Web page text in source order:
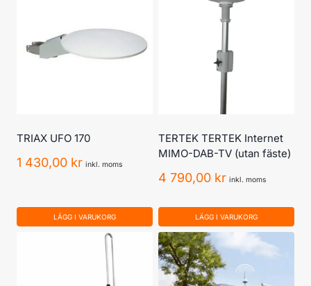
TRIAX UFO 170
1 430,00 kr inkl. moms
LÄGG I VARUKORG
TERTEK TERTEK Internet
MIMO-DAB-TV (utan fäste)
4 790,00 kr inkl. moms
LÄGG I VARUKORG